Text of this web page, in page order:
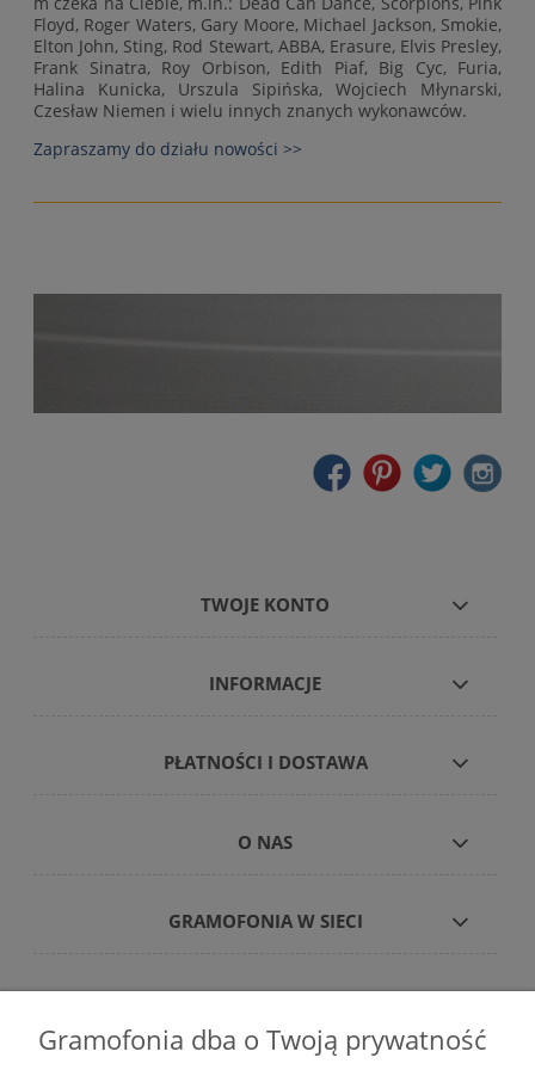
Floyd, Roger Waters, Gary Moore, Michael Jackson, Smokie,
Elton John, Sting, Rod Stewart, ABBA, Erasure, Elvis Presley,
Frank Sinatra, Roy Orbison, Edith Piaf, Big Cyc, Furia,
Halina Kunicka, Urszula Sipińska, Wojciech Młynarski,
Czesław Niemen i wielu innych znanych wykonawców.
Zapraszamy do działu nowości >>
TWOJE KONTO
INFORMACJE
PŁATNOŚCI I DOSTAWA
O NAS
GRAMOFONIA W SIECI
Gramofonia dba o Twoją prywatność